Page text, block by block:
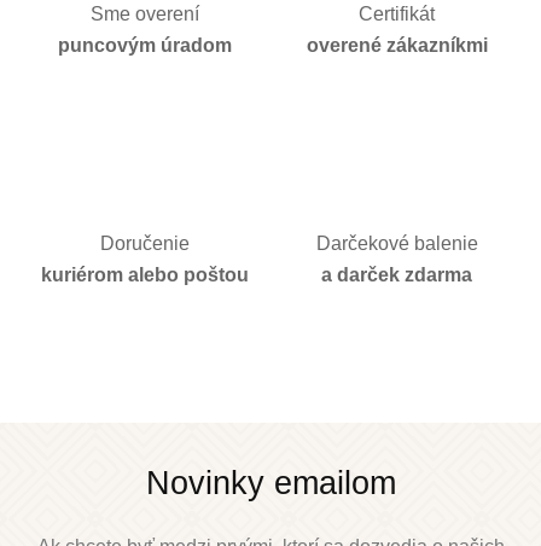
Sme overení
puncovým úradom
Certifikát
overené zákazníkmi
Doručenie
kuriérom alebo poštou
Darčekové balenie
a darček zdarma
Novinky emailom